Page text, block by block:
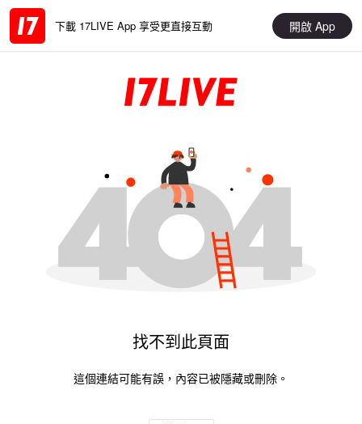
下載 17LIVE App 享受更直接互動 開啟 App
找不到此頁面
這個連結可能有誤，內容已被隱藏或刪除。